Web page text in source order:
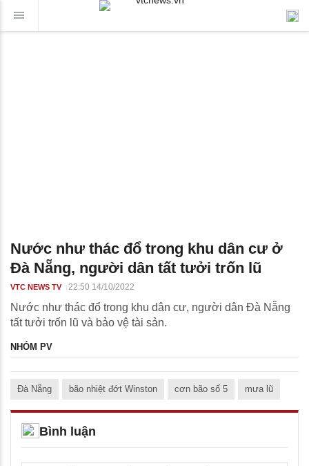
Nước như thác đổ trong khu dân cư ở
Đà Nẵng, người dân tất tưởi trốn lũ
VTC NEWS TV 22:50 14/10/2022
Nước như thác đổ trong khu dân cư, người dân Đà Nẵng
tất tưởi trốn lũ và bảo vệ tài sản.
NHÓM PV
Đà Nẵng bão nhiệt đớt Winston cơn bão số 5 mưa lũ
Bình luận